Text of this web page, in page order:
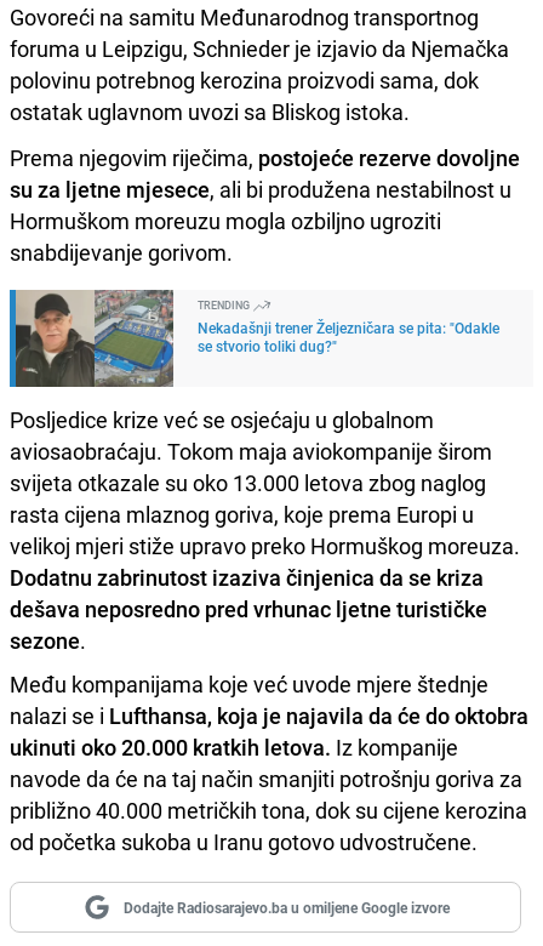
Govoreći na samitu Međunarodnog transportnog
foruma u Leipzigu, Schnieder je izjavio da Njemačka
polovinu potrebnog kerozina proizvodi sama, dok
ostatak uglavnom uvozi sa Bliskog istoka.
Prema njegovim riječima, postojeće rezerve dovoljne
su za ljetne mjesece, ali bi produžena nestabilnost u
Hormuškom moreuzu mogla ozbiljno ugroziti
snabdijevanje gorivom.
TRENDING
Nekadašnji trener Željezničara se pita: "Odakle
se stvorio toliki dug?"
Posljedice krize već se osjećaju u globalnom
aviosaobraćaju. Tokom maja aviokompanije širom
svijeta otkazale su oko 13.000 letova zbog naglog
rasta cijena mlaznog goriva, koje prema Europi u
velikoj mjeri stiže upravo preko Hormuškog moreuza.
Dodatnu zabrinutost izaziva činjenica da se kriza
dešava neposredno pred vrhunac ljetne turističke
sezone.
Među kompanijama koje već uvode mjere štednje
nalazi se i Lufthansa, koja je najavila da će do oktobra
ukinuti oko 20.000 kratkih letova. Iz kompanije
navode da će na taj način smanjiti potrošnju goriva za
približno 40.000 metričkih tona, dok su cijene kerozina
od početka sukoba u Iranu gotovo udvostručene.
Dodajte Radiosarajevo.ba u omiljene Google izvore